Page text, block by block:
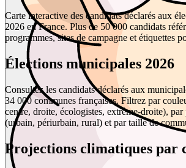
Carte interactive des candidats déclarés aux
2026 en France. Plus de 50 000 candidats
programmes, sites de campagne et étiquettes
Élections municipales 2026
Consultez les candidats déclarés aux
34 000 communes françaises. Filtrez par
centre, droite, écologistes, extrême-droite),
(urbain, périurbain, rural) et par taille de
Projections climatiques par